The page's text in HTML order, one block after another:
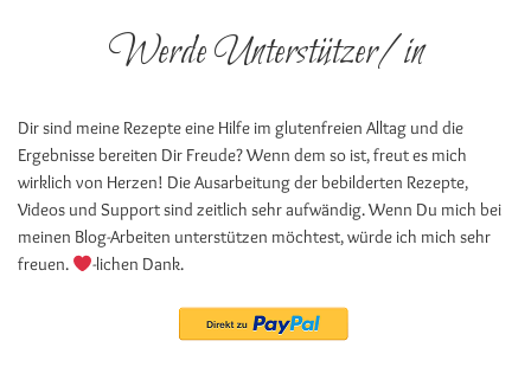
Werde Unterstützer/in
Dir sind meine Rezepte eine Hilfe im glutenfreien Alltag und die
Ergebnisse bereiten Dir Freude? Wenn dem so ist, freut es mich
wirklich von Herzen! Die Ausarbeitung der bebilderten Rezepte,
Videos und Support sind zeitlich sehr aufwändig. Wenn Du mich bei
meinen Blog-Arbeiten unterstützen möchtest, würde ich mich sehr
freuen.
-lichen Dank.